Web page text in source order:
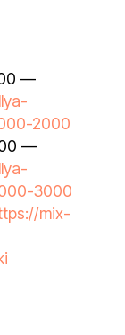
—
2000
—
3000
mix-